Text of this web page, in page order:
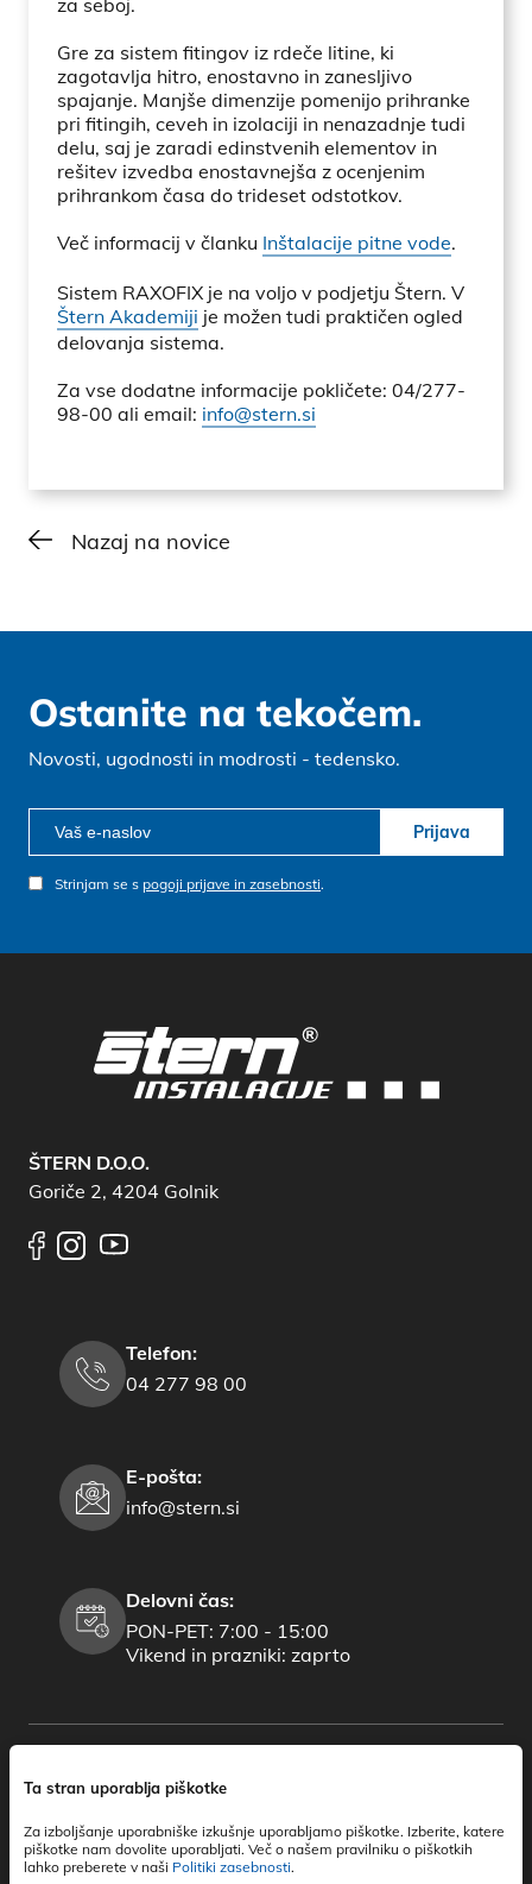
Ta stran uporablja piškotke
Za izboljšanje uporabniške izkušnje uporabljamo piškotke. Izberite, katere
piškotke nam dovolite uporabljati. Več o našem pravilniku o piškotkih
lahko preberete v naši Politiki zasebnosti.
za seboj.
Gre za sistem fitingov iz rdeče litine, ki
zagotavlja hitro, enostavno in zanesljivo
spajanje. Manjše dimenzije pomenijo prihranke
pri fitingih, ceveh in izolaciji in nenazadnje tudi
delu, saj je zaradi edinstvenih elementov in
rešitev izvedba enostavnejša z ocenjenim
prihrankom časa do trideset odstotkov.
Več informacij v članku Inštalacije pitne vode.
Sistem RAXOFIX je na voljo v podjetju Štern. V
Štern Akademiji je možen tudi praktičen ogled
delovanja sistema.
Za vse dodatne informacije pokličete: 04/277-
98-00 ali email: info@stern.si
Nazaj na novice
Ostanite na tekočem.
Novosti, ugodnosti in modrosti - tedensko.
Prijava
Strinjam se s pogoji prijave in zasebnosti.
ŠTERN D.O.O.
Goriče 2, 4204 Golnik
Telefon:
04 277 98 00
E-pošta:
info@stern.si
Delovni čas:
PON-PET: 7:00 - 15:00
Vikend in prazniki: zaprto